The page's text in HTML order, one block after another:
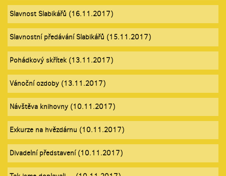
Slavnost Slabikářů (16.11.2017)
Slavnostní předávání Slabikářů (15.11.2017)
Pohádkový skřítek (13.11.2017)
Vánoční ozdoby (13.11.2017)
Návštěva knihovny (10.11.2017)
Exkurze na hvězdárnu (10.11.2017)
Divadelní představení (10.11.2017)